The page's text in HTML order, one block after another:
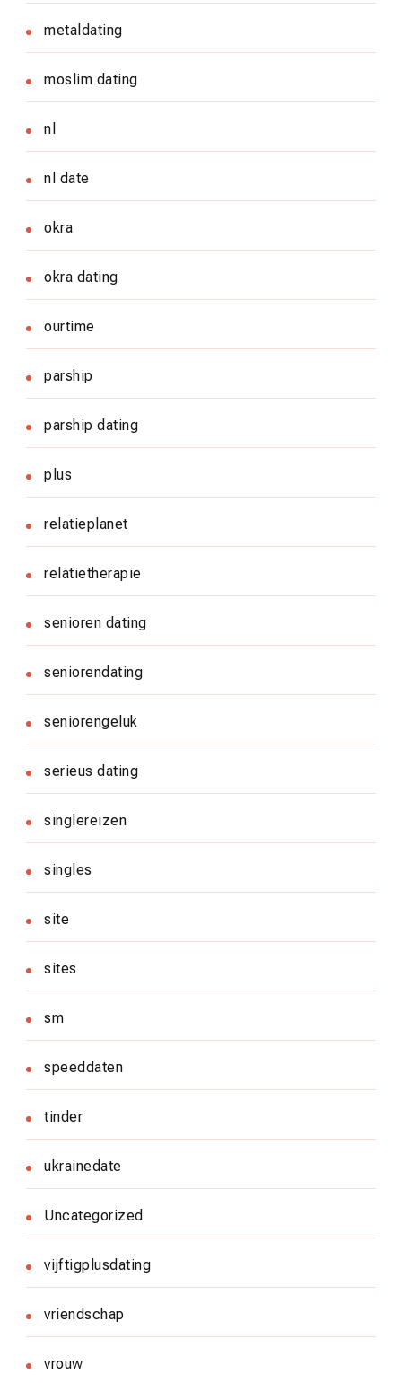
metaldating
moslim dating
nl
nl date
okra
okra dating
ourtime
parship
parship dating
plus
relatieplanet
relatietherapie
senioren dating
seniorendating
seniorengeluk
serieus dating
singlereizen
singles
site
sites
sm
speeddaten
tinder
ukrainedate
Uncategorized
vijftigplusdating
vriendschap
vrouw